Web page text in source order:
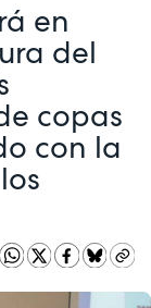
en
del
copas
con la